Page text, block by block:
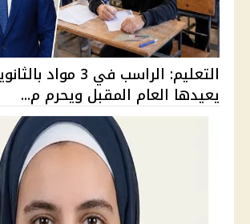
التعليم: الراسب في 3
يعيدها العام المقبل ويحرم م...